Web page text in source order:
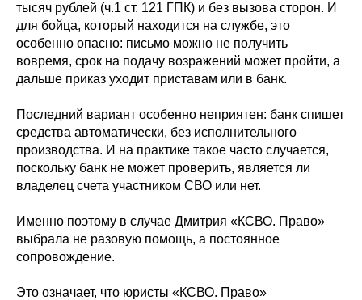
тысяч рублей (ч.1 ст. 121 ГПК) и без вызова сторон. И
для бойца, который находится на службе, это
особенно опасно: письмо можно не получить
вовремя, срок на подачу возражений может пройти, а
дальше приказ уходит приставам или в банк.
Последний вариант особенно неприятен: банк спишет
средства автоматически, без исполнительного
производства. И на практике такое часто случается,
поскольку банк не может проверить, является ли
владелец счета участником СВО или нет.
Именно поэтому в случае Дмитрия «КСВО. Право»
выбрала не разовую помощь, а постоянное
сопровождение.
Это означает, что юристы «КСВО. Право»